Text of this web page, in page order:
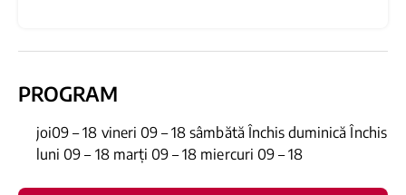
PROGRAM
joi09 – 18 vineri 09 – 18 sâmbătă Închis duminică Închis
luni 09 – 18 marți 09 – 18 miercuri 09 – 18